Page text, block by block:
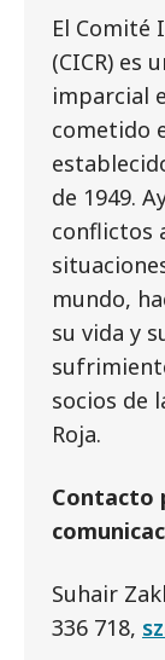
El Comité
(CICR) es
imparcial
cometido
de 1949.
conflictos
mundo,
su vida y
socios de
Roja.
Contacto
Suhair
336 718,